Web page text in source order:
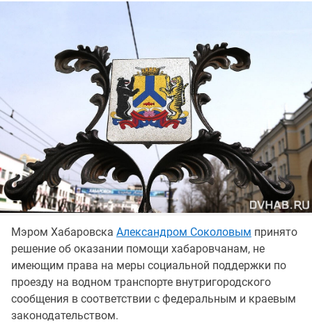
Мэром Хабаровска Александром Соколовым принято
решение об оказании помощи хабаровчанам, не
имеющим права на меры социальной поддержки по
проезду на водном транспорте внутригородского
сообщения в соответствии с федеральным и краевым
законодательством.